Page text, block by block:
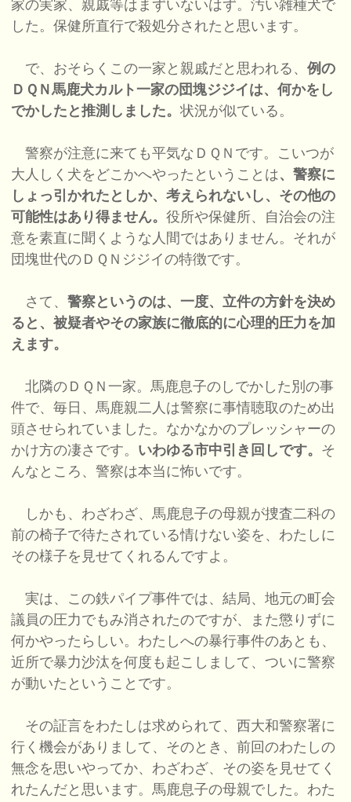
家の実家、親戚等はまずいないはず。汚い雑種犬で
した。保健所直行で殺処分されたと思います。
で、おそらくこの一家と親戚だと思われる、例の
ＤＱＮ馬鹿犬カルト一家の団塊ジジイは、何かをし
でかしたと推測しました。状況が似ている。
警察が注意に来ても平気なＤＱＮです。こいつが
大人しく犬をどこかへやったということは、警察に
しょっ引かれたとしか、考えられないし、その他の
可能性はあり得ません。役所や保健所、自治会の注
意を素直に聞くような人間ではありません。それが
団塊世代のＤＱＮジジイの特徴です。
さて、警察というのは、一度、立件の方針を決め
ると、被疑者やその家族に徹底的に心理的圧力を加
えます。
北隣のＤＱＮ一家。馬鹿息子のしでかした別の事
件で、毎日、馬鹿親二人は警察に事情聴取のため出
頭させられていました。なかなかのプレッシャーの
かけ方の凄さです。 いわゆる市中引き回しです。 そ
んなところ、警察は本当に怖いです。
しかも、わざわざ、馬鹿息子の母親が捜査二科の
前の椅子で待たされている情けない姿を、わたしに
その様子を見せてくれるんですよ。
実は、この鉄パイプ事件では、結局、地元の町会
議員の圧力でもみ消されたのですが、また懲りずに
何かやったらしい。わたしへの暴行事件のあとも、
近所で暴力沙汰を何度も起こしまして、ついに警察
が動いたということです。
その証言をわたしは求められて、西大和警察署に
行く機会がありまして、そのとき、前回のわたしの
無念を思いやってか、わざわざ、その姿を見せてく
れたんだと思います。馬鹿息子の母親でした。わた